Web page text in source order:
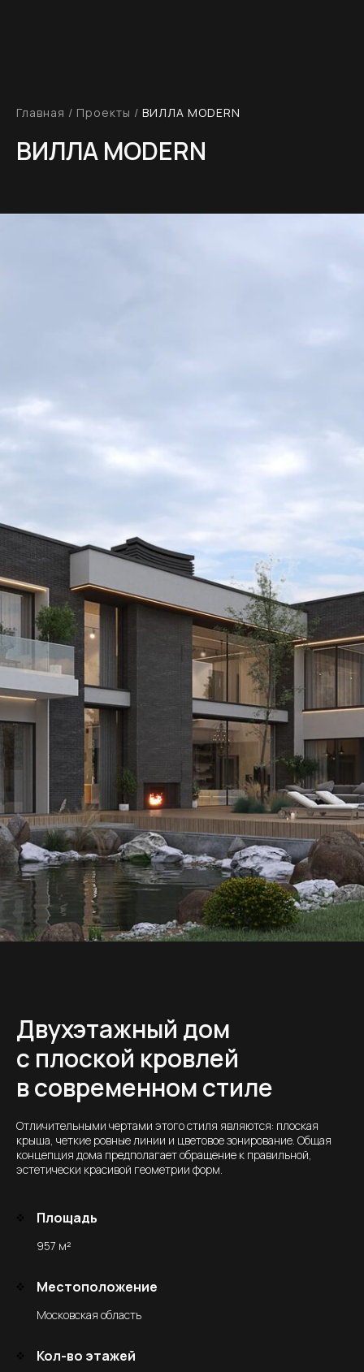
Главная / Проекты / ВИЛЛА MODERN
ВИЛЛА MODERN
Двухэтажный дом
с плоской кровлей
в современном стиле
Отличительными чертами этого стиля являются: плоская
крыша, четкие ровные линии и цветовое зонирование. Общая
концепция дома предполагает обращение к правильной,
эстетически красивой геометрии форм.
Площадь
957 м²
Местоположение
Московская область
Кол-во этажей